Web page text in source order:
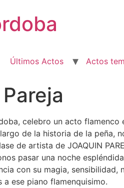
Últimos Actos Actos
celebro un acto
de la historia de la peña,
de artista de JOAQUIN
pasar una noche
con su magia,
ese piano flamenquisimo.